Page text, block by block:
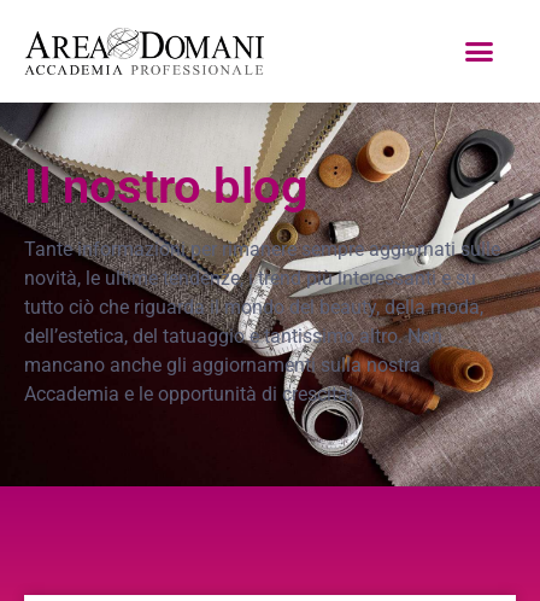
Il nostro blog
Tante informazioni per rimanere sempre aggiornati sulle
novità, le ultime tendenze, i trend più interessanti e su
tutto ciò che riguarda il mondo del beauty, della moda,
dell’estetica, del tatuaggio e tantissimo altro. Non
mancano anche gli aggiornamenti sulla nostra
Accademia e le opportunità di crescita!